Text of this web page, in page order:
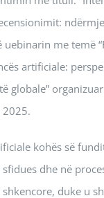
uebinarin me temë
artificiale:
globale” organizuar
2025.
kohës së
dhe në
duke u